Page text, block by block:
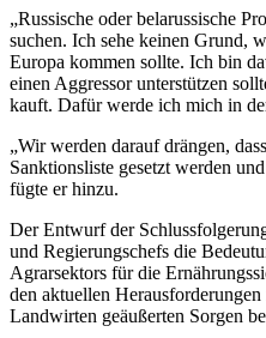
„Russische oder belarussische
suchen. Ich sehe keinen Grund,
Europa kommen sollte. Ich bin
einen Aggressor unterstützen
kauft. Dafür werde ich mich in
„Wir werden darauf drängen,
Sanktionsliste gesetzt werden
fügte er hinzu.
Der Entwurf der
und Regierungschefs die
Agrarsektors für die
den aktuellen
Landwirten geäußerten Sorgen